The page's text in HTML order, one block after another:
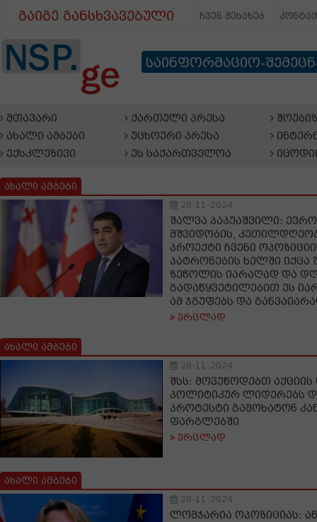
გაიგე განსხვავებული ჩვენ შესახებ
საინფორმაციო-
მთავარი
ახალი ამბები
ექსკლუზივი
ქართული პრესა
უცხოური პრესა
ეს საქართველოა
ახალი ამბები
28-11-2024
შალვა პაპუაშვილი:
მშვიდობის,
პროექტი ჩვენი
პატრონების ხელში იქცა
ზეწოლის იარაღად და
გადაწყვეტილებით ეს
ამ ჯგუფებს და
ვრცლად
ახალი ამბები
28-11-2024
შსს: მოვუწოდებთ
პოლიტიკურ ლიდერებს
პროტესტი გამოხატონ
ფარგლებში
ვრცლად
ახალი ამბები
28-11-2024
ლომჯარია ოპოზიციას: